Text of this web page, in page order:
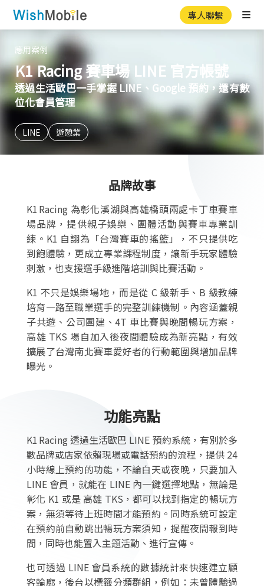
專人聯繫
應用案例
K1 Racing 賽車場 LINE 官方帳號
透過生活歐巴一手掌握 LINE、Google 預約，還有數
位化會員管理
LINE 遊憩業
品牌故事
K1 Racing 為彰化溪湖與高雄橋頭兩處卡丁車賽車
場品牌，提供親子娛樂、團體活動與賽車專業訓
練。K1 自詡為「台灣賽車的搖籃」，不只提供吃
到飽體驗，更成立專業課程制度，讓新手玩家體驗
刺激，也支援選手級進階培訓與比賽活動。
K1 不只是娛樂場地，而是從 C 級新手、B 級教練
培育一路至職業選手的完整訓練機制。內容涵蓋親
子共遊、公司團建、4T 車比賽與晚間暢玩方案，
高雄 TKS 場自加入後夜間體驗成為新亮點，有效
擴展了台灣南北賽車愛好者的行動範圍與增加品牌
曝光。
功能亮點
K1 Racing 透過生活歐巴 LINE 預約系統，有別於多
數品牌或店家依賴現場或電話預約的流程，提供 24
小時線上預約的功能，不論白天或夜晚，只要加入
LINE 會員，就能在 LINE 內一鍵選擇地點，無論是
彰化 K1 或是 高雄 TKS，都可以找到指定的暢玩方
案，無須等待上班時間才能預約。同時系統可設定
在預約前自動跳出暢玩方案須知，提醒夜間報到時
間，同時也能置入主題活動、進行宣傳。
也可透過 LINE 會員系統的數據統計來快速建立顧
客輪廓，後台以標籤分類群組，例如：未曾體驗過